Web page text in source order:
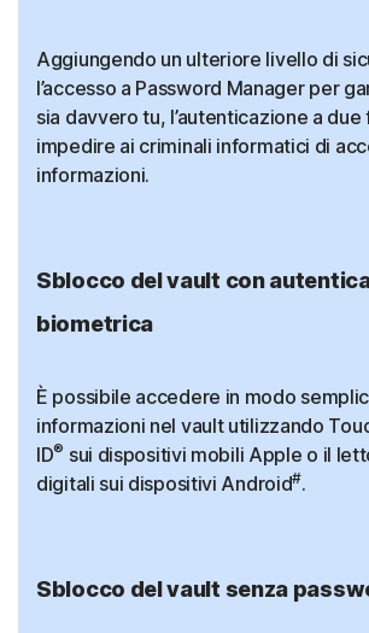
Aggiungendo un ulteriore livello di
l’accesso a Password Manager per
sia davvero tu, l’autenticazione a
impedire ai criminali informatici di
informazioni.
Sblocco del vault con
biometrica
È possibile accedere in modo
informazioni nel vault utilizzando
ID® sui dispositivi mobili Apple o il
digitali sui dispositivi Android#.
Sblocco del vault senza